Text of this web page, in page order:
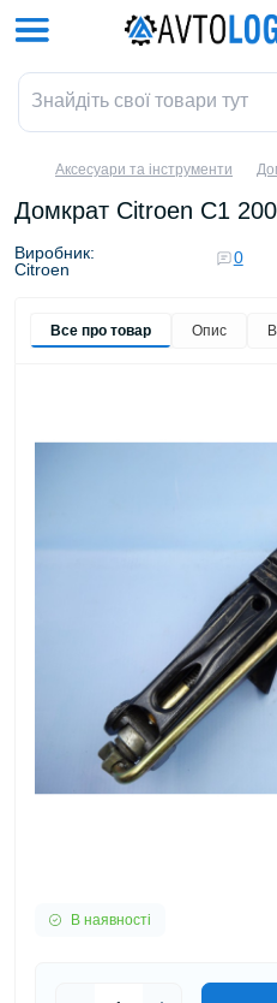
Аксесуари та інструменти
Домкрат Citroen C1
Виробник:
Citroen
0
Все про товар Опис
В наявності